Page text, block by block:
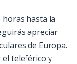
horas hasta la
apreciar
de Europa.
el teleférico y